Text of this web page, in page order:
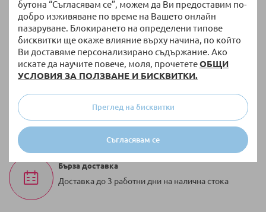
бутона “Съгласявам се”, можем да Ви предоставим по-
добро изживяване по време на Вашето онлайн
пазаруване. Блокирането на определени типове
бисквитки ще окаже влияние върху начина, по който
Ви доставяме персонализирано съдържание. Ако
искате да научите повече, моля, прочететеОБЩИ
УСЛОВИЯ ЗА ПОЛЗВАНЕ И БИСКВИТКИ.
Съгласявам се
Преглед на бисквитки
Връщане и замяна
14 дни право на връщане без допълнителни
въпроси
Безплатна доставка
За поръчки над 51,13 € / 100,00 лв. с тегло до 10
кг
Бърза доставка
Доставка до 3 работни дни на налична стока